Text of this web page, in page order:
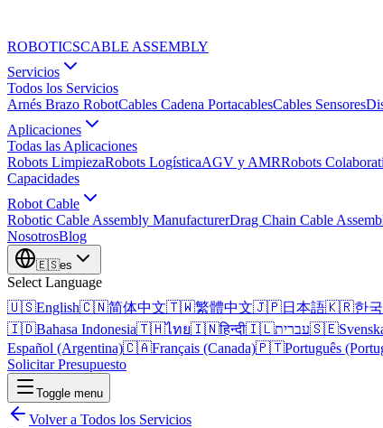
ROBOTICSCABLE ASSEMBLY
Servicios
Todos los Servicios
Arnés Brazo RobotCables Cadena PortacablesCables Sensores
Aplicaciones
Todas las Aplicaciones
Robots LimpiezaRobots LogísticaAGV y AMRRobots
Capacidades
Robot Cable
Robotic Cable Assembly ManufacturerDrag Chain Cable
NosotrosBlog
🇪🇸es
Select Language
🇺🇸English🇨🇳简体中文🇹🇼繁體中文🇯🇵日本語🇰🇷한
🇮🇩Bahasa Indonesia🇹🇭ไทย🇮🇳हिन्दी🇮🇱עברית🇸🇪
Español (Argentina)🇨🇦Français (Canada)🇵🇹Português
Solicitar Presupuesto
Toggle menu
Volver a Todos los Servicios